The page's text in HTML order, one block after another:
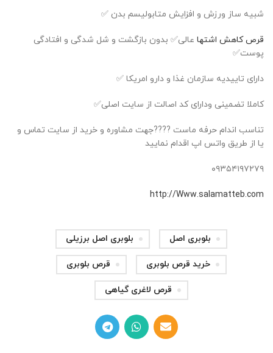
شبیه ساز ورزش و افزایش متابولیسم بدن ✅
قرص کاهش اشتها عالی✅ بدون بازگشت و شل شدگی و افتادگی
پوست✅
دارای تاییدیه سازمان غذا و دارو امریکا ✅
کاملا تضمینی ودارای کد اصالت از سایت اصلی✅
تناسب اندام حرفه ماست ????جهت مشاوره و خرید از سایت تماس و
یا از طریق واتس اپ اقدام نمایید
۰۹۳۵۴۱۹۷۲۷۹
http://Www.salamatteb.com
بلوبری اصل بلوبری اصل برزیلی
خرید قرص بلوبری قرص بلوبری
قرص لاغری گیاهی